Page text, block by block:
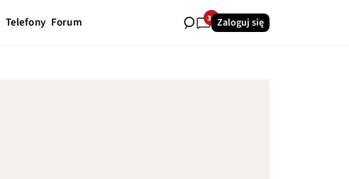
Telefony Forum 32Zaloguj się